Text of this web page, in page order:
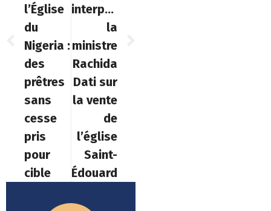
l’Église
du
Nigeria :
des
prêtres
sans
cesse
pris
pour
cible
interpelle
la
ministre
Rachida
Dati sur
la vente
de
l’église
Saint-
Édouard